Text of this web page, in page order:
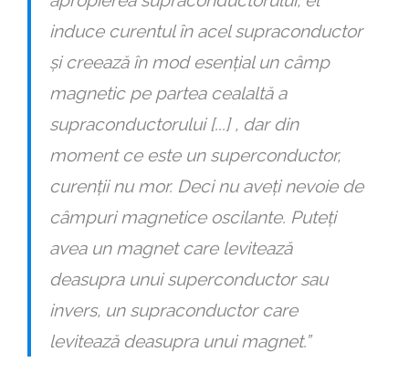
induce curentul în acel supraconductor
și creează în mod esențial un câmp
magnetic pe partea cealaltă a
supraconductorului [...] , dar din
moment ce este un superconductor,
curenții nu mor. Deci nu aveți nevoie de
câmpuri magnetice oscilante. Puteți
avea un magnet care levitează
deasupra unui superconductor sau
invers, un supraconductor care
levitează deasupra unui magnet.”